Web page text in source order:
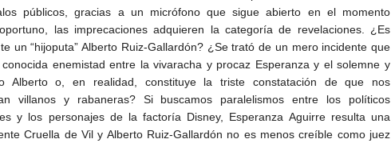
públicos, gracias a un micrófono que sigue abierto en el momento
las imprecaciones adquieren la categoría de revelaciones. ¿Es
un “hijoputa” Alberto Ruiz-Gallardón? ¿Se trató de un mero incidente que
enemistad entre la vivaracha y procaz Esperanza y el solemne y
Alberto o, en realidad, constituye la triste constatación de que nos
villanos y rabaneras? Si buscamos paralelismos entre los políticos
y los personajes de la factoría Disney, Esperanza Aguirre resulta una
Cruella de Vil y Alberto Ruiz-Gallardón no es menos creíble como juez